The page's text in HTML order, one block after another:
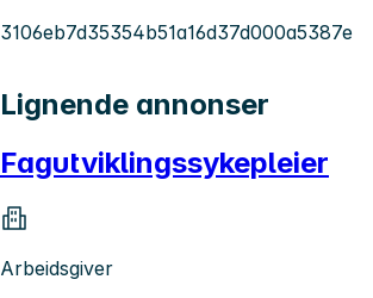
3106eb7d35354b51a16d37d000a5387e
Lignende annonser
Fagutviklingssykepleier
Arbeidsgiver